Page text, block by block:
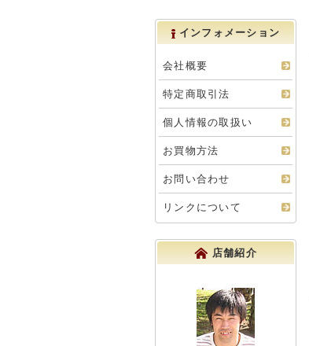
インフォメーション
会社概要
特定商取引法
個人情報の取扱い
お買物方法
お問い合わせ
リンクについて
店舗紹介